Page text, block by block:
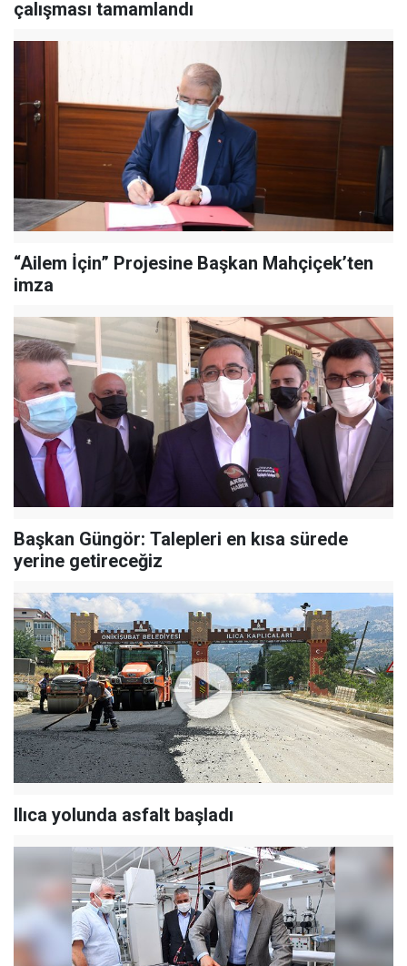
çalışması tamamlandı
“Ailem İçin” Projesine Başkan Mahçiçek’ten
imza
Başkan Güngör: Talepleri en kısa sürede
yerine getireceğiz
Ilıca yolunda asfalt başladı